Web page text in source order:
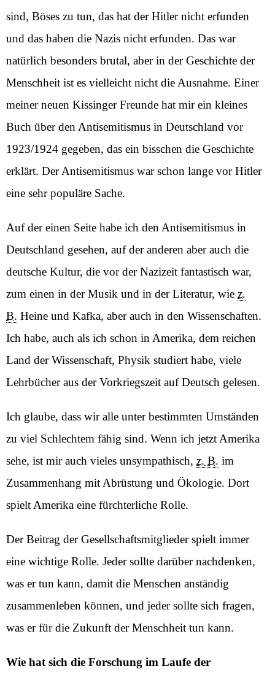
sind, Böses zu tun, das hat der Hitler nicht erfunden
und das haben die Nazis nicht erfunden. Das war
natürlich besonders brutal, aber in der Geschichte der
Menschheit ist es vielleicht nicht die Ausnahme. Einer
meiner neuen Kissinger Freunde hat mir ein kleines
Buch über den Antisemitismus in Deutschland vor
1923/1924 gegeben, das ein bisschen die Geschichte
erklärt. Der Antisemitismus war schon lange vor Hitler
eine sehr populäre Sache.
Auf der einen Seite habe ich den Antisemitismus in
Deutschland gesehen, auf der anderen aber auch die
deutsche Kultur, die vor der Nazizeit fantastisch war,
zum einen in der Musik und in der Literatur, wie z.
B. Heine und Kafka, aber auch in den Wissenschaften.
Ich habe, auch als ich schon in Amerika, dem reichen
Land der Wissenschaft, Physik studiert habe, viele
Lehrbücher aus der Vorkriegszeit auf Deutsch gelesen.
Ich glaube, dass wir alle unter bestimmten Umständen
zu viel Schlechtem fähig sind. Wenn ich jetzt Amerika
sehe, ist mir auch vieles unsympathisch, z. B. im
Zusammenhang mit Abrüstung und Ökologie. Dort
spielt Amerika eine fürchterliche Rolle.
Der Beitrag der Gesellschaftsmitglieder spielt immer
eine wichtige Rolle. Jeder sollte darüber nachdenken,
was er tun kann, damit die Menschen anständig
zusammenleben können, und jeder sollte sich fragen,
was er für die Zukunft der Menschheit tun kann.
Wie hat sich die Forschung im Laufe der